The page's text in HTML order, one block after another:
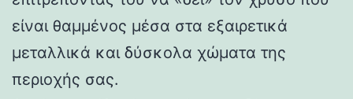
είναι θαμμένος μέσα στα εξαιρετικά
μεταλλικά και δύσκολα χώματα της
περιοχής σας.